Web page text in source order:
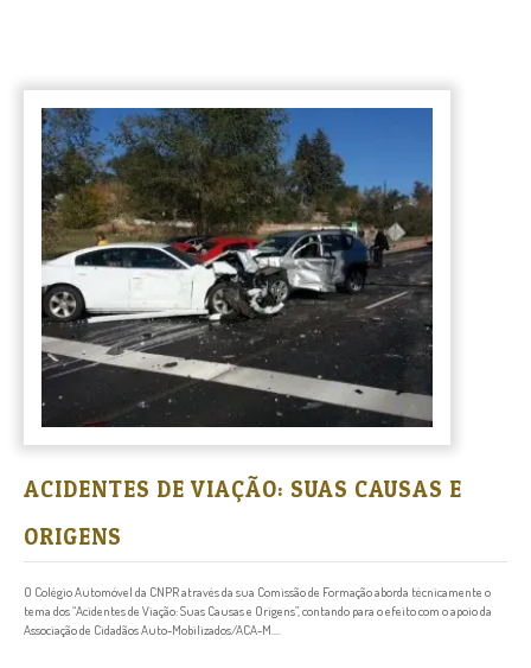
ACIDENTES DE VIAÇÃO: SUAS CAUSAS E
ORIGENS
O Colégio Automóvel da CNPR através da sua Comissão de Formação aborda técnicamente o
tema dos “Acidentes de Viação: Suas Causas e Origens”, contando para o efeito com o apoio da
Associação de Cidadãos Auto-Mobilizados/ACA-M....